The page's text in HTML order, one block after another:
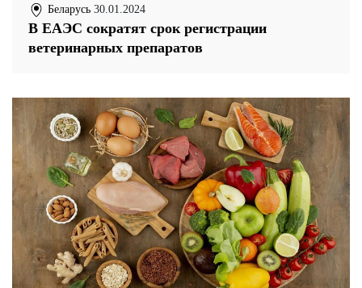
Беларусь 30.01.2024
В ЕАЭС сократят срок регистрации
ветеринарных препаратов